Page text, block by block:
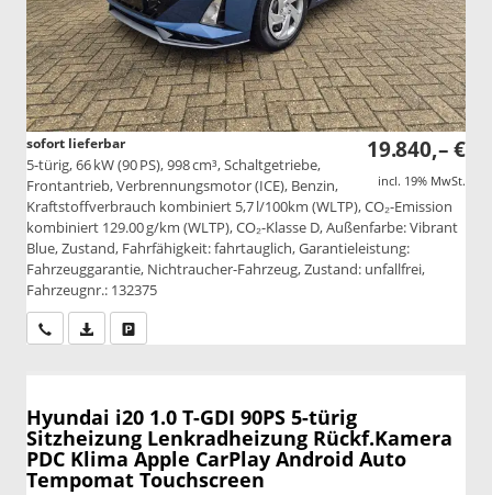
19.840,– €
incl. 19% MwSt.
sofort lieferbar
5-türig, 66 kW (90 PS), 998 cm³, Schaltgetriebe,
Frontantrieb, Verbrennungsmotor (ICE), Benzin,
Kraftstoffverbrauch kombiniert 5,7 l/100km (WLTP), CO₂-Emission
kombiniert 129.00 g/km (WLTP), CO₂-Klasse D, Außenfarbe: Vibrant
Blue, Zustand, Fahrfähigkeit: fahrtauglich, Garantieleistung:
Fahrzeuggarantie, Nichtraucher-Fahrzeug, Zustand: unfallfrei,
Fahrzeugnr.: 132375
Wir rufen Sie anPDF-Datei, Fahrzeugexposé drucken
Hyundai i20 1.0 T-GDI 90PS 5-türig
Sitzheizung Lenkradheizung Rückf.Kamera
PDC Klima Apple CarPlay Android Auto
Tempomat Touchscreen